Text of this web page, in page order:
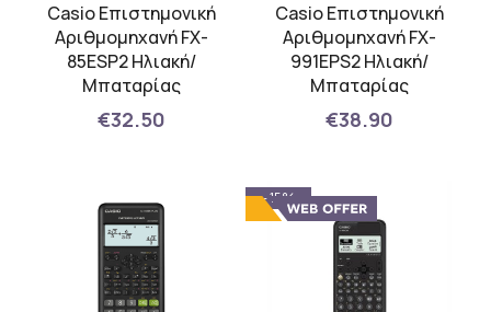
Casio Επιστημονική
Αριθμομηχανή FX-
85ESP2 Ηλιακή/
Μπαταρίας
€32.50
Casio Επιστημονική
Αριθμομηχανή FX-
991EPS2 Ηλιακή/
Μπαταρίας
€38.90
- 15%